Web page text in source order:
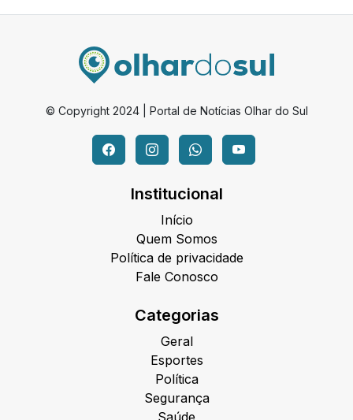
© Copyright 2024 | Portal de Notícias Olhar do Sul
Institucional
Início
Quem Somos
Política de privacidade
Fale Conosco
Categorias
Geral
Esportes
Política
Segurança